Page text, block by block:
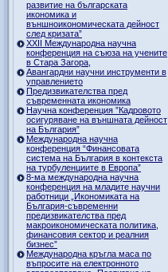
развитие на българската
икономика и
външноикономическата дейност
след кризата”
ХХII Международна научна
конференция на съюза на учените
в Стара Загора,
Авангардни научни инструменти в
управлението
Предизвикателства пред
съвременната икономика
Научна конференция ”Кадровото
осигуряване на външната дейност
на България”
Международна научна
конференция “Финансовата
система на България в контекста
на турбуленциите в Европа”
8-ма международна научна
конференция на младите научни
работници „Икономиката на
България-съвременни
предизвикателства пред
макроикономическата политика,
финансовия сектор и реалния
бизнес”
Международна кръгла маса по
въпросите на електронното